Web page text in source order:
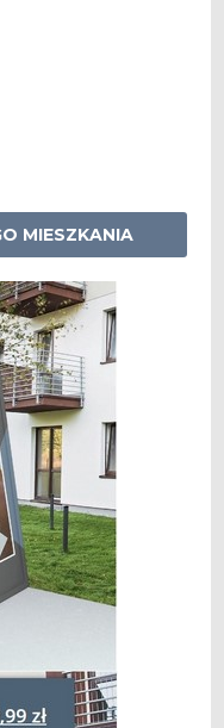
MIESZKANIA